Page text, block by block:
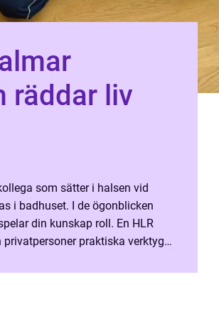
räddar liv
som sätter i halsen vid
i badhuset. I de ögonblicken
din kunskap roll. En HLR
praktiska verktyg